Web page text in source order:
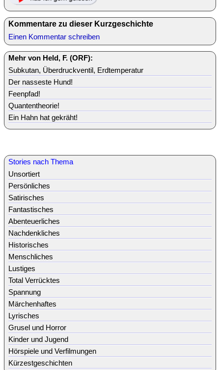
Kommentare zu dieser Kurzgeschichte
Einen Kommentar schreiben
Mehr von Held, F. (ORF):
Subkutan, Überdruckventil, Erdtemperatur
Der nasseste Hund!
Feenpfad!
Quantentheorie!
Ein Hahn hat gekräht!
Stories nach Thema
Unsortiert
Persönliches
Satirisches
Fantastisches
Abenteuerliches
Nachdenkliches
Historisches
Menschliches
Lustiges
Total Verrücktes
Spannung
Märchenhaftes
Lyrisches
Grusel und Horror
Kinder und Jugend
Hörspiele und Verfilmungen
Kürzestgeschichten